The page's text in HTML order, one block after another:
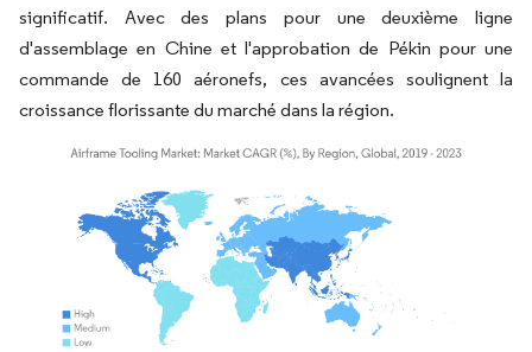
significatif. Avec des plans pour une deuxième ligne
d'assemblage en Chine et l'approbation de Pékin pour une
commande de 160 aéronefs, ces avancées soulignent la
croissance florissante du marché dans la région.